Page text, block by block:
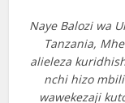
Naye Balozi wa
Tanzania,
alieleza
nchi hizo
wawekezaji